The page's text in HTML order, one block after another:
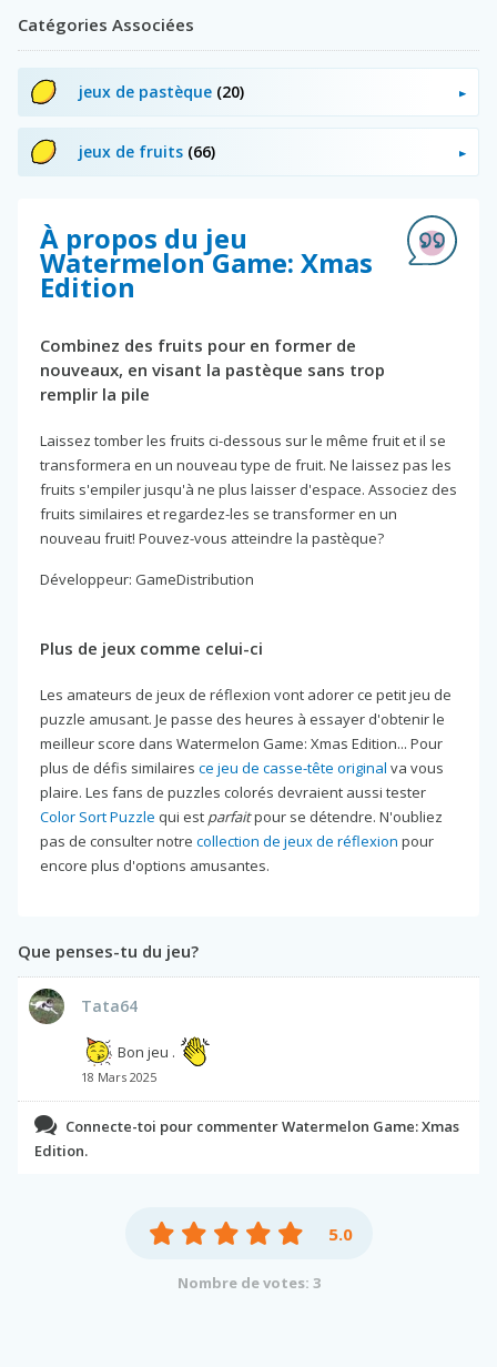
Catégories Associées
jeux de pastèque (20)
jeux de fruits (66)
À propos du jeu
Watermelon Game: Xmas
Edition
Combinez des fruits pour en former de
nouveaux, en visant la pastèque sans trop
remplir la pile
Laissez tomber les fruits ci-dessous sur le même fruit et il se
transformera en un nouveau type de fruit. Ne laissez pas les
fruits s'empiler jusqu'à ne plus laisser d'espace. Associez des
fruits similaires et regardez-les se transformer en un
nouveau fruit! Pouvez-vous atteindre la pastèque?
Développeur: GameDistribution
Plus de jeux comme celui-ci
Les amateurs de jeux de réflexion vont adorer ce petit jeu de
puzzle amusant. Je passe des heures à essayer d'obtenir le
meilleur score dans Watermelon Game: Xmas Edition... Pour
plus de défis similaires ce jeu de casse-tête original va vous
plaire. Les fans de puzzles colorés devraient aussi tester
Color Sort Puzzle qui est parfaitpour se détendre. N'oubliez
pas de consulter notre collection de jeux de réflexion pour
encore plus d'options amusantes.
Que penses-tu du jeu?
Tata64
Bon jeu .
18 Mars 2025
Connecte-toi pour commenter Watermelon Game: Xmas
Edition.
5.0
Nombre de votes: 3